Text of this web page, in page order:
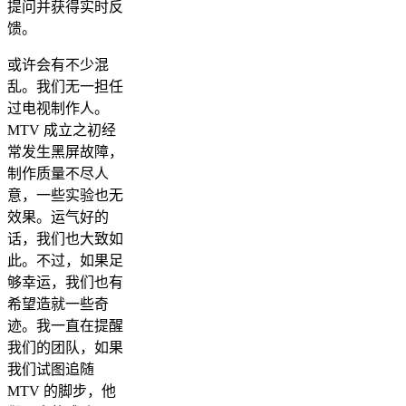
提问并获得实时反
馈。
或许会有不少混
乱。我们无一担任
过电视制作人。
MTV 成立之初经
常发生黑屏故障，
制作质量不尽人
意，一些实验也无
效果。运气好的
话，我们也大致如
此。不过，如果足
够幸运，我们也有
希望造就一些奇
迹。我一直在提醒
我们的团队，如果
我们试图追随
MTV 的脚步，他